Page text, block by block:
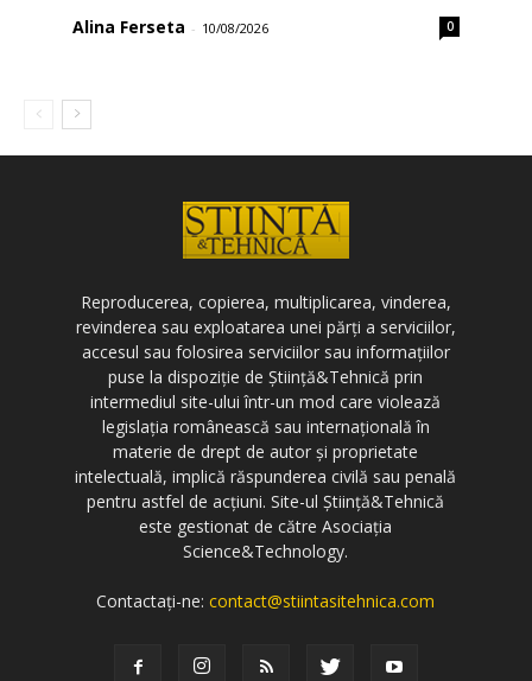
Alina Ferseta - 10/08/2026 0
Reproducerea, copierea, multiplicarea, vinderea,
revinderea sau exploatarea unei părți a serviciilor,
accesul sau folosirea serviciilor sau informațiilor
puse la dispoziție de Știință&Tehnică prin
intermediul site-ului într-un mod care violează
legislația românească sau internațională în
materie de drept de autor și proprietate
intelectuală, implică răspunderea civilă sau penală
pentru astfel de acțiuni. Site-ul Știință&Tehnică
este gestionat de către Asociația
Science&Technology.
Contactați-ne:contact@stiintasitehnica.com